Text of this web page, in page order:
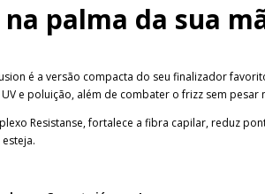
na palma da sua
é a versão compacta do seu finalizador
e poluição, além de combater o frizz sem pesar
Resistanse, fortalece a fibra capilar, reduz